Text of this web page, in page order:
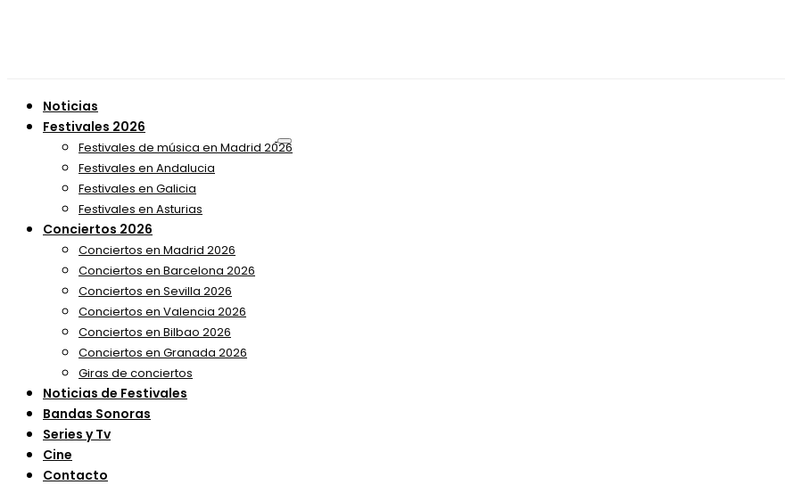
Noticias
Festivales 2026
Festivales de música en Madrid 2026
Festivales en Andalucia
Festivales en Galicia
Festivales en Asturias
Conciertos 2026
Conciertos en Madrid 2026
Conciertos en Barcelona 2026
Conciertos en Sevilla 2026
Conciertos en Valencia 2026
Conciertos en Bilbao 2026
Conciertos en Granada 2026
Giras de conciertos
Noticias de Festivales
Bandas Sonoras
Series y Tv
Cine
Contacto